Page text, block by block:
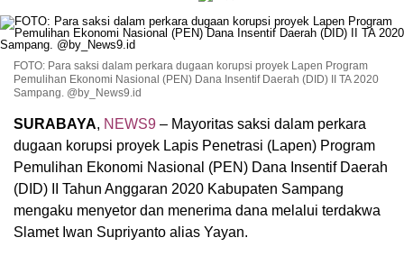
FOTO: Para saksi dalam perkara dugaan korupsi proyek Lapen Program
Pemulihan Ekonomi Nasional (PEN) Dana Insentif Daerah (DID) II TA 2020
Sampang. @by_News9.id
SURABAYA, NEWS9 – Mayoritas saksi dalam perkara
dugaan korupsi proyek Lapis Penetrasi (Lapen) Program
Pemulihan Ekonomi Nasional (PEN) Dana Insentif Daerah
(DID) II Tahun Anggaran 2020 Kabupaten Sampang
mengaku menyetor dan menerima dana melalui terdakwa
Slamet Iwan Supriyanto alias Yayan.